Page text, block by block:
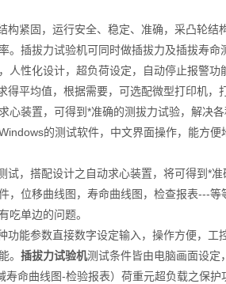
紧固，运行安全、稳定、准确，采凸轮结
。插拔力试验机可同时做插拔力及插拔寿
性化设计，超负荷设定，自动停止报警功
平均值，根据需要，可选配微型打印机，
心装置，可得到*准确的测拔力试验，解决
的测试软件，中文界面操作，能方
，搭配设计之自动求心装置，将可得到*
，位移曲线图，寿命曲线图，检查报表---
吃单边的问题。
能参数直接数字设定输入，操作方便，工
。 插拔力试验机测试条件皆由电脑画面设定
命曲线图-检验报表）荷重元超负载之保护